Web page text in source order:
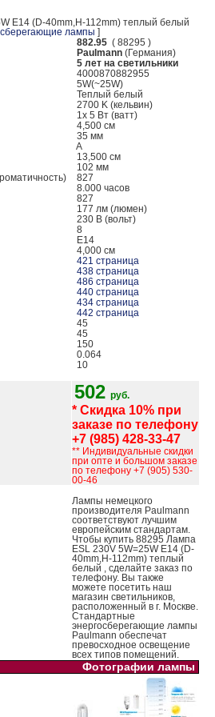
E14 (D-40mm,H-112mm) теплый белый
лампы ]
882.95 ( 88295 )
Paulmann (Германия)
5 лет на светильники
4000870882955
5W(~25W)
Теплый белый
2700 K (кельвин)
1x 5 Вт (ватт)
4,500 см
35 мм
A
13,500 см
102 мм
827
8.000 часов
827
177 лм (люмен)
230 В (вольт)
8
E14
4,000 см
421 страница
438 страница
486 страница
440 страница
434 страница
442 страница
45
45
150
0.064
10
502 руб.
* Скидка 10% при
заказе по телефону
+7 (985) 428-33-47
** Индивидуальные скидки
при опте и большом заказе
по телефону +7 (905) 530-
00-46
Лампы немецкого
производителя Paulmann
соответствуют лучшим
европейским стандартам.
Чтобы купить 88295 Лампа
ESL 230V 5W=25W E14 (D-
40mm,H-112mm) теплый
белый , сделайте заказ по
телефону. Вы также
можете посетить наш
магазин светильников,
расположенный в г. Москве.
Стандартные
энергосберегающие лампы
Paulmann обеспечат
превосходное освещение
всех типов помещений.
Фотографии лампы